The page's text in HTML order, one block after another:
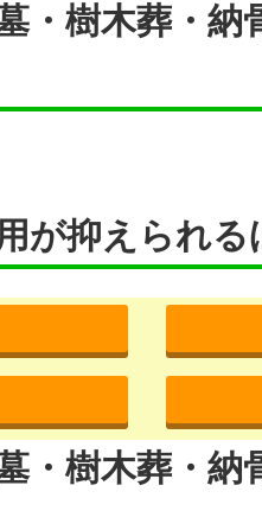
・樹木葬・納
が抑えられ
・樹木葬・納